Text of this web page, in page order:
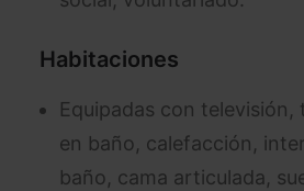
Habitaciones
Equipadas con
en baño, calefacción,
baño, cama articulada,